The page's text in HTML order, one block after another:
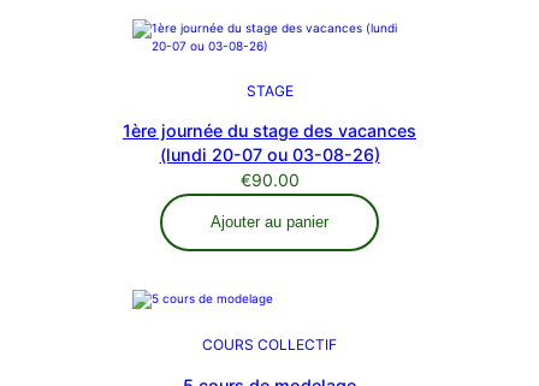
STAGE
1ère journée du stage des vacances
(lundi 20-07 ou 03-08-26)
€90.00
Ajouter au panier
COURS COLLECTIF